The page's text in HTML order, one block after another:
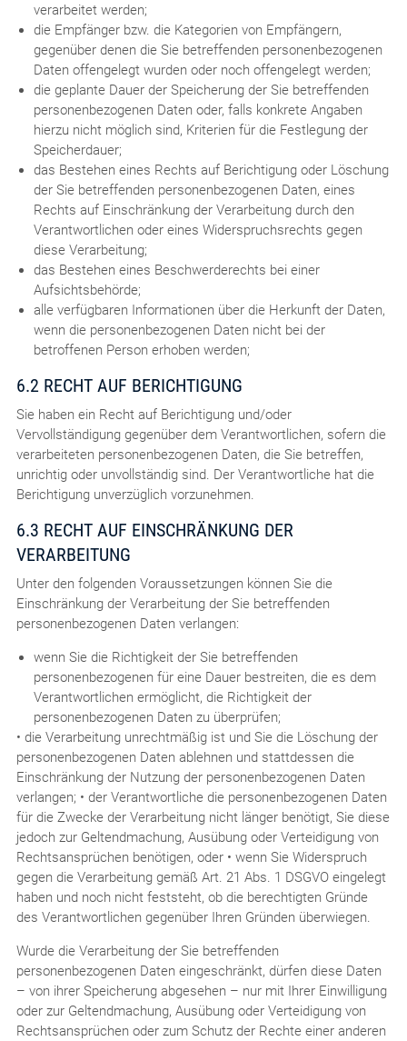
verarbeitet werden;
die Empfänger bzw. die Kategorien von Empfängern,
gegenüber denen die Sie betreffenden personenbezogenen
Daten offengelegt wurden oder noch offengelegt werden;
die geplante Dauer der Speicherung der Sie betreffenden
personenbezogenen Daten oder, falls konkrete Angaben
hierzu nicht möglich sind, Kriterien für die Festlegung der
Speicherdauer;
das Bestehen eines Rechts auf Berichtigung oder Löschung
der Sie betreffenden personenbezogenen Daten, eines
Rechts auf Einschränkung der Verarbeitung durch den
Verantwortlichen oder eines Widerspruchsrechts gegen
diese Verarbeitung;
das Bestehen eines Beschwerderechts bei einer
Aufsichtsbehörde;
alle verfügbaren Informationen über die Herkunft der Daten,
wenn die personenbezogenen Daten nicht bei der
betroffenen Person erhoben werden;
6.2 RECHT AUF BERICHTIGUNG
Sie haben ein Recht auf Berichtigung und/oder
Vervollständigung gegenüber dem Verantwortlichen, sofern die
verarbeiteten personenbezogenen Daten, die Sie betreffen,
unrichtig oder unvollständig sind. Der Verantwortliche hat die
Berichtigung unverzüglich vorzunehmen.
6.3 RECHT AUF EINSCHRÄNKUNG DER
VERARBEITUNG
Unter den folgenden Voraussetzungen können Sie die
Einschränkung der Verarbeitung der Sie betreffenden
personenbezogenen Daten verlangen:
wenn Sie die Richtigkeit der Sie betreffenden
personenbezogenen für eine Dauer bestreiten, die es dem
Verantwortlichen ermöglicht, die Richtigkeit der
personenbezogenen Daten zu überprüfen;
• die Verarbeitung unrechtmäßig ist und Sie die Löschung der
personenbezogenen Daten ablehnen und stattdessen die
Einschränkung der Nutzung der personenbezogenen Daten
verlangen; • der Verantwortliche die personenbezogenen Daten
für die Zwecke der Verarbeitung nicht länger benötigt, Sie diese
jedoch zur Geltendmachung, Ausübung oder Verteidigung von
Rechtsansprüchen benötigen, oder • wenn Sie Widerspruch
gegen die Verarbeitung gemäß Art. 21 Abs. 1 DSGVO eingelegt
haben und noch nicht feststeht, ob die berechtigten Gründe
des Verantwortlichen gegenüber Ihren Gründen überwiegen.
Wurde die Verarbeitung der Sie betreffenden
personenbezogenen Daten eingeschränkt, dürfen diese Daten
– von ihrer Speicherung abgesehen – nur mit Ihrer Einwilligung
oder zur Geltendmachung, Ausübung oder Verteidigung von
Rechtsansprüchen oder zum Schutz der Rechte einer anderen